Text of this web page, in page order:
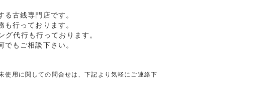
古銭専門店です。
行っております。
代行も行っております。
もご相談下さい。
用に関しての問合せは、下記より気軽にご連絡下